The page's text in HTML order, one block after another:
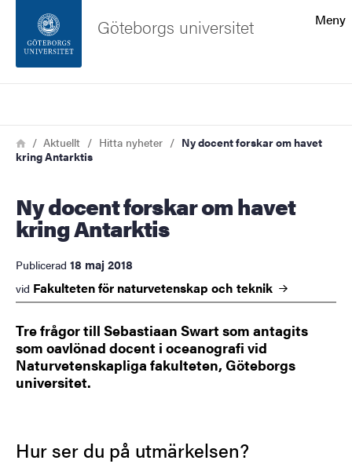
Sidfoten
Om webbplatsen
Meny
Göteborgs universitet
Länkstig
HemAktuellt Hitta nyheter
Ny docent forskar om havet
kring Antarktis
Ny docent forskar om havet
kring Antarktis
Publicerad 18 maj 2018
vid Fakulteten för naturvetenskap och teknik
Tre frågor till Sebastiaan Swart som antagits
som oavlönad docent i oceanografi vid
Naturvetenskapliga fakulteten, Göteborgs
universitet.
Hur ser du på utmärkelsen?